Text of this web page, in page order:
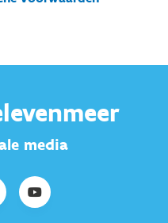
media